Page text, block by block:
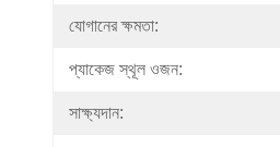
যোগানের ক্ষমতা:
প্যাকেজ স্থূল ওজন:
সাক্ষ্যদান: